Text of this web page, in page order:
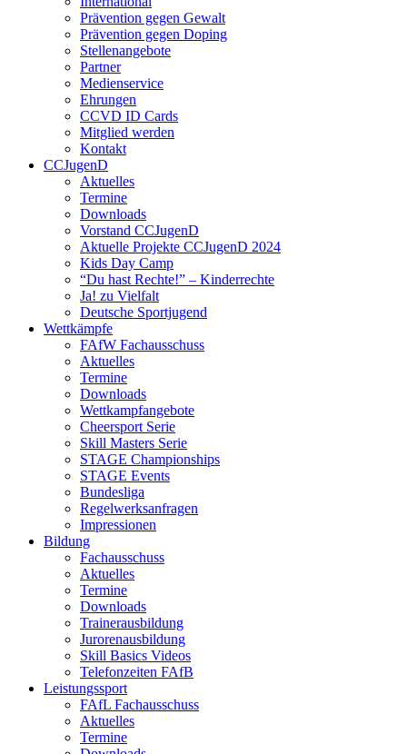
Prävention gegen Gewalt
Prävention gegen Doping
Stellenangebote
Partner
Medienservice
Ehrungen
CCVD ID Cards
Mitglied werden
Kontakt
CCJugenD
Aktuelles
Termine
Downloads
Vorstand CCJugenD
Aktuelle Projekte CCJugenD 2024
Kids Day Camp
“Du hast Rechte!” – Kinderrechte
Ja! zu Vielfalt
Deutsche Sportjugend
Wettkämpfe
FAfW Fachausschuss
Aktuelles
Termine
Downloads
Wettkampfangebote
Cheersport Serie
Skill Masters Serie
STAGE Championships
STAGE Events
Bundesliga
Regelwerksanfragen
Impressionen
Bildung
Fachausschuss
Aktuelles
Termine
Downloads
Trainerausbildung
Jurorenausbildung
Skill Basics Videos
Telefonzeiten FAfB
Leistungssport
FAfL Fachausschuss
Aktuelles
Termine